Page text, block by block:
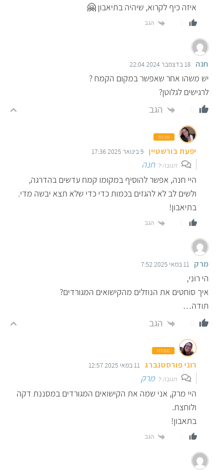
איזה כיף לקרוא, שיהיה בתיאבון 🤗
הגב
חנה 18 בדצמבר 2024 22:04
יש משהו אחר שאפשר במקום הקמח ?
לרגישים לגלוטן?
הגב
עורכת
יפעת בורשטיין 9 בינואר 2025 17:36
תגובה לחנה
היי חנה, אפשר להוסיף במקומו קמח עדשים בהדרגה,
ולשים לב לא להגזים בכמות כדי כדי שלא תצא יבשה מדי.
בתיאבון!
הגב
מרק 11 במאי 2025 7:52
הי רוני,
איך סוחטים את הנוזלים מהקישואים המגורדים?
תודה…
הגב
מנהלת
רוני פורסטנברג 11 במאי 2025 12:57
תגובה למרק
היי מרק, אני שמה את הקישואים המגורדים במסננת דקה
ולוחצת.
בתאבון!
הגב